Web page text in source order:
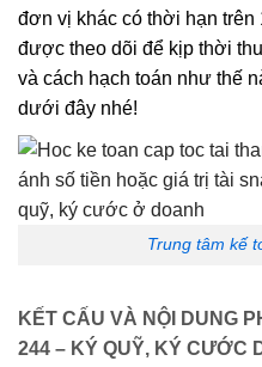
đơn vị khác có thời hạn trên
được theo dõi để kịp thời
và cách hạch toán như thế
dưới đây nhé!
Trung tâm kế
KẾT CẤU VÀ NỘI DUNG
244 – KÝ QUỸ, KÝ CƯỚC